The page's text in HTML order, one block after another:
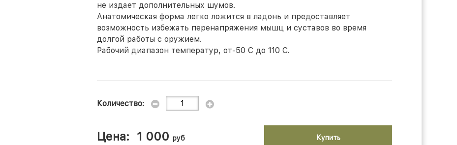
не издает дополнительных шумов.
Анатомическая форма легко ложится в ладонь и предоставляет
возможность избежать перенапряжения мышц и суставов во время
долгой работы с оружием.
Рабочий диапазон температур, от-50 С до 110 С.
Количество:
Цена: 1 000 руб Купить